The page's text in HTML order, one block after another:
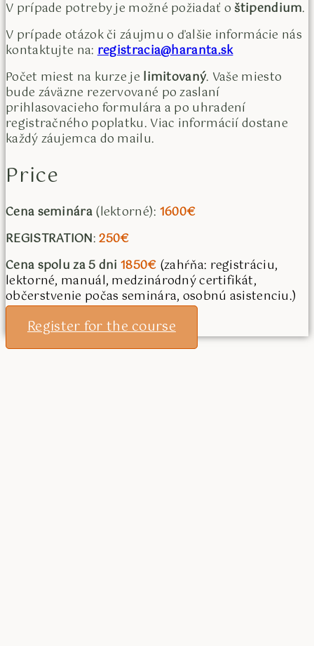
V prípade potreby je možné požiadať o štipendium.
V prípade otázok či záujmu o ďalšie informácie nás
kontaktujte na:registracia@haranta.sk
Počet miest na kurze je limitovaný. Vaše miesto
bude záväzne rezervované po zaslaní
prihlasovacieho formulára a po uhradení
registračného poplatku. Viac informácií dostane
každý záujemca do mailu.
Price
Cena seminára(lektorné): 1600€
REGISTRATION:250€
Cena spolu za 5 dni 1850€ (zahŕňa: registráciu,
lektorné, manuál, medzinárodný certifikát,
občerstvenie počas seminára, osobnú asistenciu.)
Register for the course